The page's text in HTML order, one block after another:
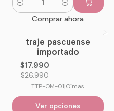
Cantidad
Comprar ahora
-33%OFF
traje pascuense
importado
$17.990
$26.990
TTP-OM-01|O´mas
Ver opciones